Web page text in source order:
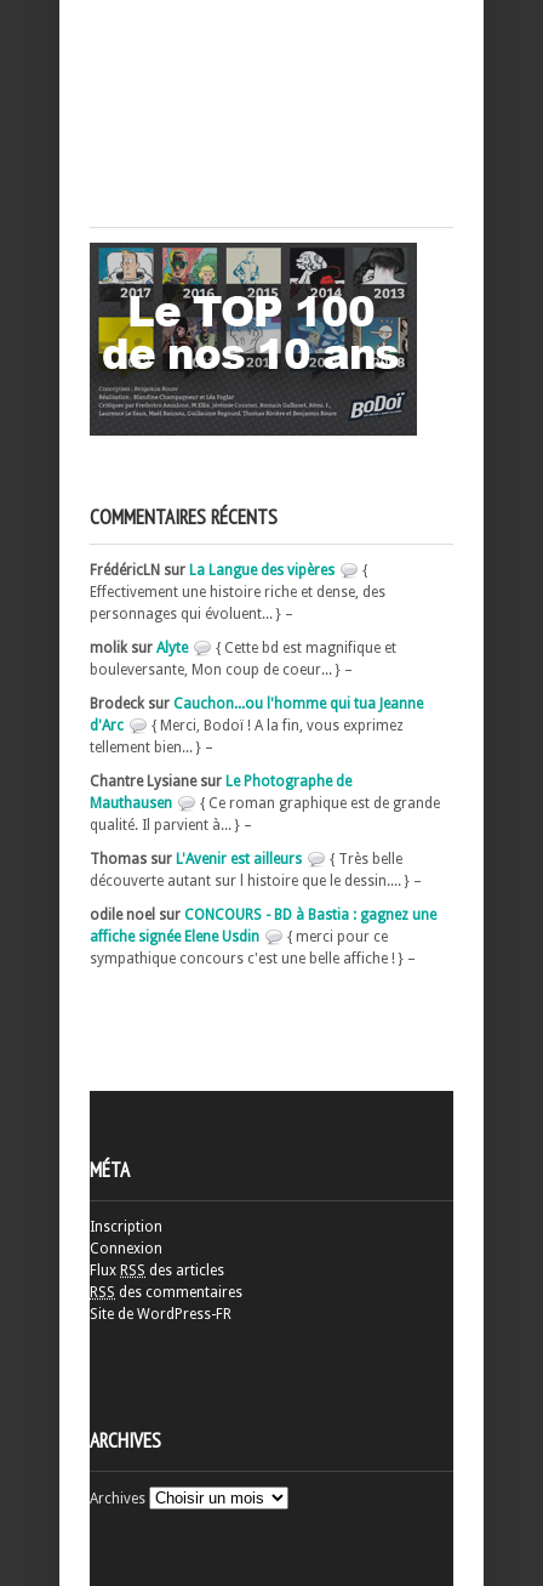
COMMENTAIRES RÉCENTS
FrédéricLN sur La Langue des vipères
{
Effectivement une histoire riche et dense, des
personnages qui évoluent... } –
molik sur Alyte
{ Cette bd est magnifique et
bouleversante, Mon coup de coeur... } –
Brodeck sur Cauchon...ou l'homme qui tua Jeanne
d'Arc
{ Merci, Bodoï ! A la fin, vous exprimez
tellement bien... } –
Chantre Lysiane sur Le Photographe de
Mauthausen
{ Ce roman graphique est de grande
qualité. Il parvient à... } –
Thomas sur L'Avenir est ailleurs
{ Très belle
découverte autant sur l histoire que le dessin.... } –
odile noel sur CONCOURS - BD à Bastia : gagnez une
affiche signée Elene Usdin
{ merci pour ce
sympathique concours c'est une belle affiche ! } –
MÉTA
Inscription
Connexion
Flux RSS des articles
RSS des commentaires
Site de WordPress-FR
ARCHIVES
Archives